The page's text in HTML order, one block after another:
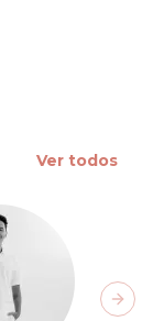
Ver todos